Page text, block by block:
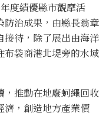
度績優縣市觀摩活
防治成果，由縣長翁章
接待，除了展出由海洋
布袋商港北堤旁的水域
，推動在地廢蚵繩回收
濟，創造地方產業價